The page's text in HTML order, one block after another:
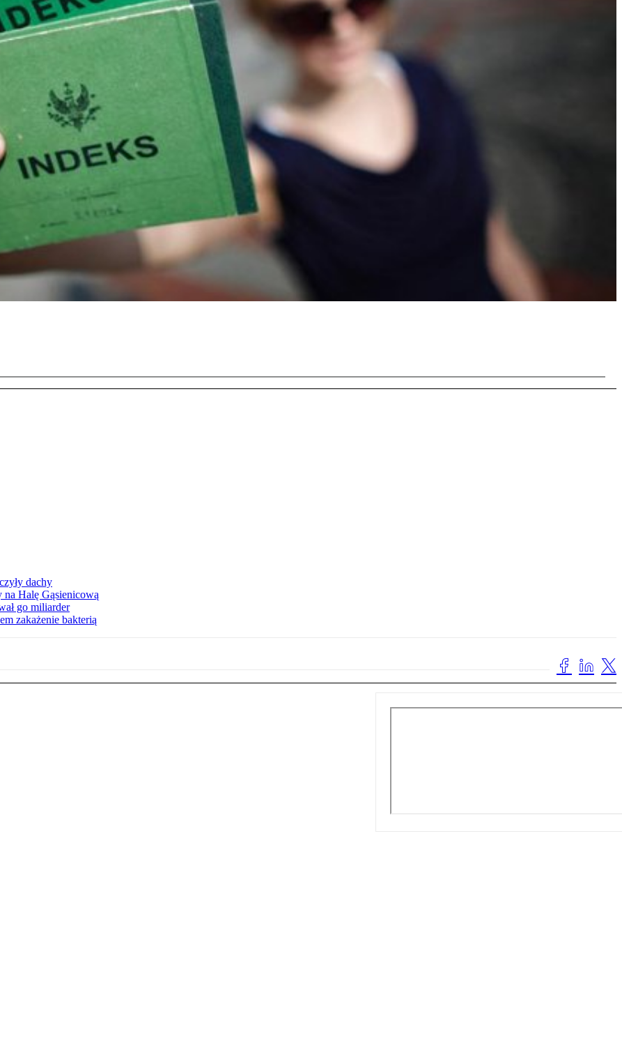
dachy
na Halę Gąsienicową
go miliarder
zakażenie bakterią